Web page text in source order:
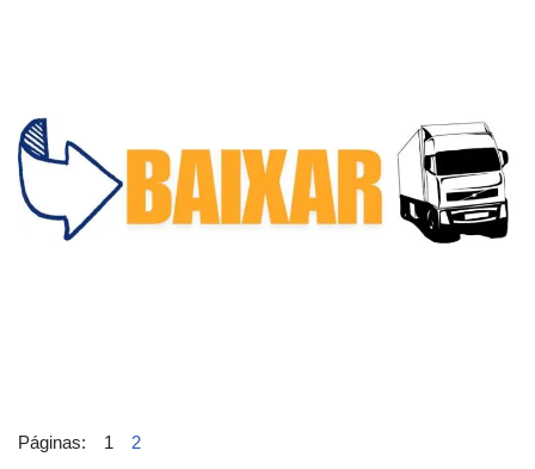
Páginas: 1 2